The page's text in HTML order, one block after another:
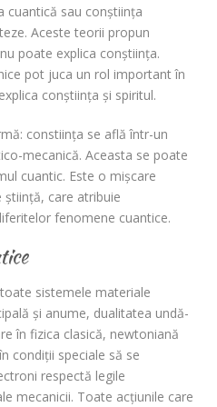
cuantică sau conştiinţa
Aceste teorii propun
poate explica conştiinţa.
pot juca un rol important în
conştiinţa şi spiritul.
constiința se află într-un
mecanică. Aceasta se poate
cuantic. Este o mişcare
știință, care atribuie
fenomene cuantice.
sistemele materiale
şi anume, dualitatea undă-
în fizica clasică, newtoniană
condiţii speciale să se
respectă legile
mecanicii. Toate acţiunile care